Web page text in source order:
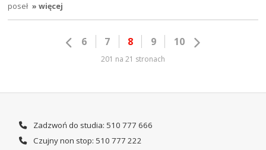
poseł » więcej
6 7 8 9 10
201 na 21 stronach
Zadzwoń do studia: 510 777 666
Czujny non stop: 510 777 222